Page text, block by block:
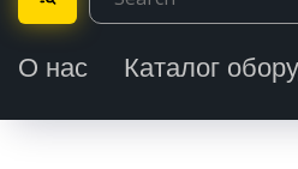
О нас Каталог